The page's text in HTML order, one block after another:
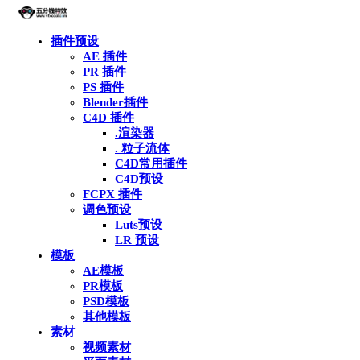
插件预设
AE 插件
PR 插件
PS 插件
Blender插件
C4D 插件
.渲染器
. 粒子流体
C4D常用插件
C4D预设
FCPX 插件
调色预设
Luts预设
LR 预设
模板
AE模板
PR模板
PSD模板
其他模板
素材
视频素材